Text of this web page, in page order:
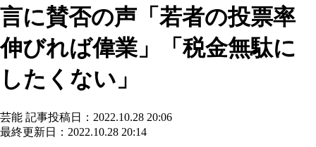
言に賛否の声「若者の投票率
伸びれば偉業」「税金無駄に
したくない」
芸能 記事投稿日：2022.10.28 20:06
最終更新日：2022.10.28 20:14